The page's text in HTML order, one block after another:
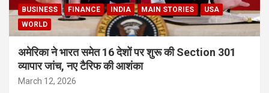
BUSINESS FINANCE INDIA MAIN STORIES
USA
WORLD
अमेरिका ने भारत समेत 16 देशों पर शुरू की Section 301
व्यापार जांच, नए टैरिफ की आशंका
March 12, 2026